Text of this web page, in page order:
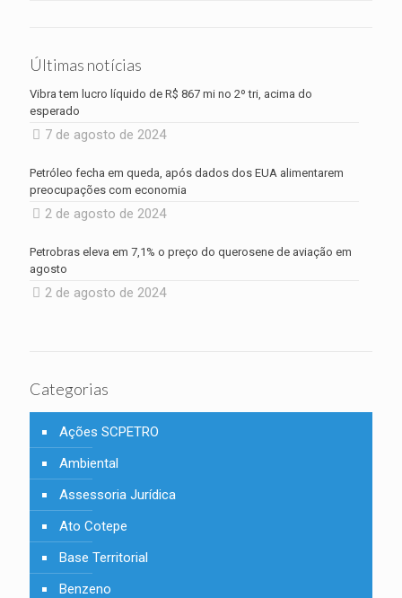
Últimas notícias
Vibra tem lucro líquido de R$ 867 mi no 2º tri, acima do
esperado
7 de agosto de 2024
Petróleo fecha em queda, após dados dos EUA alimentarem
preocupações com economia
2 de agosto de 2024
Petrobras eleva em 7,1% o preço do querosene de aviação em
agosto
2 de agosto de 2024
Categorias
Ações SCPETRO
Ambiental
Assessoria Jurídica
Ato Cotepe
Base Territorial
Benzeno